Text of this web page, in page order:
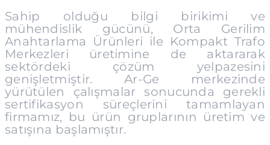
Sahip olduğu bilgi birikimi ve
mühendislik gücünü, Orta Gerilim
Anahtarlama Ürünleri ile Kompakt Trafo
Merkezleri üretimine de aktararak
sektördeki çözüm yelpazesini
genişletmiştir. Ar-Ge merkezinde
yürütülen çalışmalar sonucunda gerekli
sertifikasyon süreçlerini tamamlayan
firmamız, bu ürün gruplarının üretim ve
satışına başlamıştır.